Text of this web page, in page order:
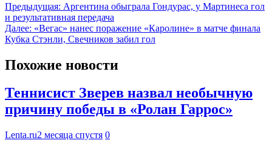
Предыдущая: Аргентина обыграла Гондурас, у Мартинеса гол
и результативная передача
Далее: «Вегас» нанес поражение «Каролине» в матче финала
Кубка Стэнли, Свечников забил гол
Похожие новости
Теннисист Зверев назвал необычную
причину победы в «Ролан Гаррос»
Lenta.ru2 месяца спустя 0